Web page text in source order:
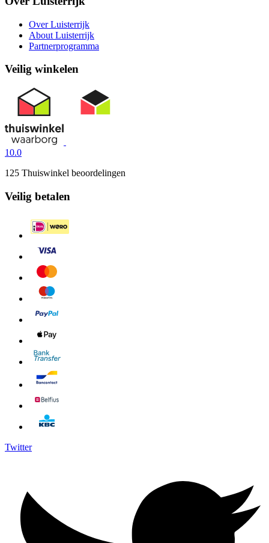
Over Luisterrijk
About Luisterrijk
Partnerprogramma
Veilig winkelen
10.0
125 Thuiswinkel beoordelingen
Veilig betalen
Twitter